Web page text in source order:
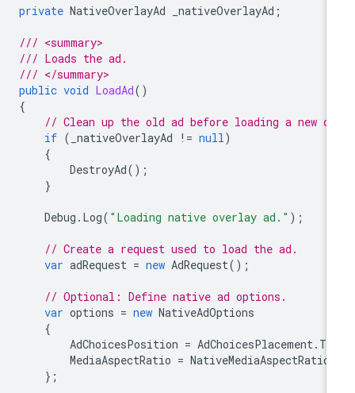
private NativeOverlayAd _nativeOverlayAd
/// <summary>
/// Loads the ad.
/// </summary>
public void LoadAd
// Clean up the old ad before loading a new
if
(_nativeOverlayAd != null
DestroyAd
Debug.Log("Loading native overlay ad."
// Create a request used to load the ad.
var adRequest = new AdRequest
// Optional: Define native ad options.
var options = new NativeAdOptions
AdChoicesPosition
= AdChoicesPlacement
MediaAspectRatio
= NativeMediaAspectRatio